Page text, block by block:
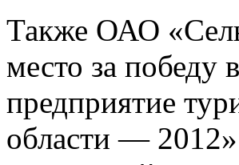
Также ОАО
место за победу
предприятие
области —